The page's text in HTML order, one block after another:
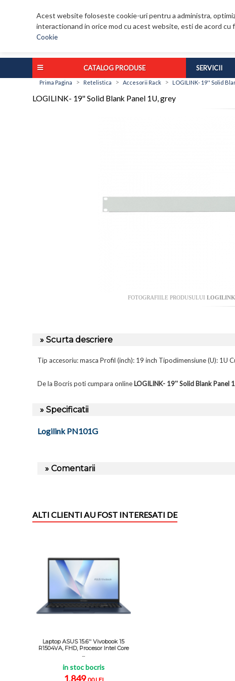
Acest website foloseste cookie-uri pentru a administra,
interactionand in orice mod cu acest website, esti de acord
Cookie
CATALOG PRODUSE SERVICII
Prima Pagina > Retelistica > Accesorii Rack > LOGILINK- 19'' Solid
LOGILINK- 19'' Solid Blank Panel 1U, grey
FOTOGRAFIILE PRODUSULUI
» Scurta descriere
Tip accesoriu: masca Profil (inch): 19 inch Tipodimensiune (U): 1U
De la Bocris poti cumpara online LOGILINK- 19'' Solid Blank Panel
» Specificatii
Logilink PN101G
» Comentarii
ALTI CLIENTI AU FOST INTERESATI DE
Laptop ASUS 15.6'' Vivobook 15
R1504VA, FHD, Procesor Intel Core
...
in stoc bocris
1.849